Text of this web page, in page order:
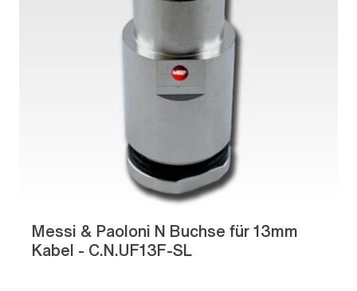
Messi & Paoloni N Buchse für 13mm
Kabel - C.N.UF13F-SL